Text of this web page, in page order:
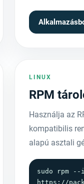
LINUX
RPM
Használja az
kompatibilis
alapú asztali
sudo rpm --
https://